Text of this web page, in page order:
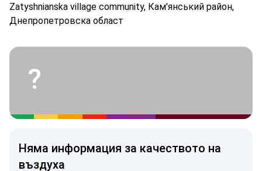
Zatyshnianska village community, Кам'янський район,
Днепропетровска област
?
Няма информация за качеството на
въздуха